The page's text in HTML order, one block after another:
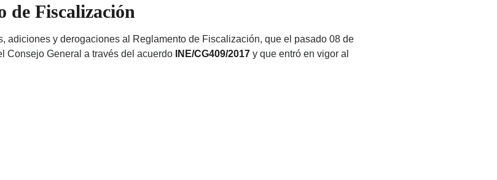
de Fiscalización
adiciones y derogaciones al Reglamento de Fiscalización, que el pasado 08 de
Consejo General a través del acuerdo
INE/CG409/2017 y que entró en vigor al